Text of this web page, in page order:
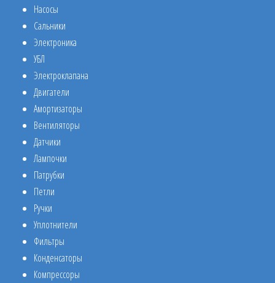
Насосы
Сальники
Электроника
УБЛ
Электроклапана
Двигатели
Амортизаторы
Вентиляторы
Датчики
Лампочки
Патрубки
Петли
Ручки
Уплотнители
Фильтры
Конденсаторы
Компрессоры